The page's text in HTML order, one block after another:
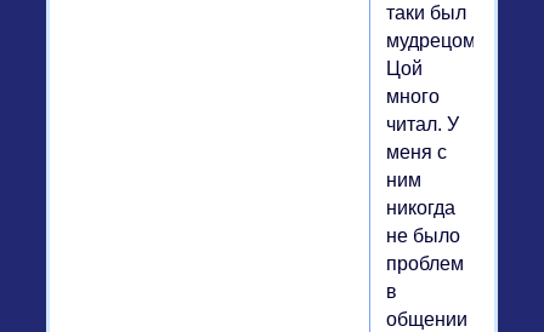
таки был
мудрецом.
Цой
много
читал. У
меня с
ним
никогда
не было
проблем
в
общении